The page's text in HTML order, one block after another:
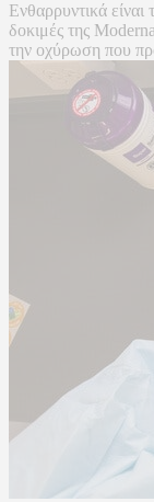
Ενθαρρυντικά
δοκιμές της
την οχύρωση που